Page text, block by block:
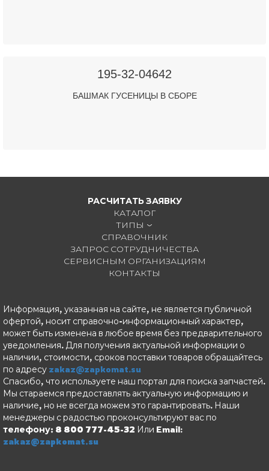
195-32-04642
БАШМАК ГУСЕНИЦЫ В СБОРЕ
РАСЧИТАТЬ ЗАЯВКУ
КАТАЛОГ
ТИПЫ
СПРАВОЧНИК
ЗАПРОС СОТРУДНИЧЕСТВА
СЕРВИСНЫМ ОРГАНИЗАЦИЯМ
КОНТАКТЫ
Информация, указанная на сайте, не является публичной
офертой, носит справочно-информационный характер,
может быть изменена в любое время без предварительного
уведомления. Для получения актуальной информации о
наличии, стоимости, сроков поставки товаров обращайтесь
по адресу zakaz@zapkomat.su
Спасибо, что используете наш портал для поиска запчастей.
Мы стараемся предоставлять актуальную информацию и
наличие, но не всегда можем это гарантировать. Наши
менеджеры с радостью проконсультируют вас по
телефону: 8 800 777-45-32 Или Email:
zakaz@zapkomat.su